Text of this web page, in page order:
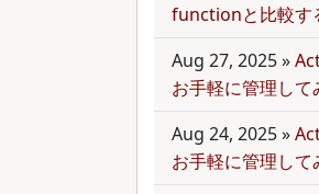
functionと比較す
Aug 27, 2025»
お手軽に管理して
Aug 24, 2025»
お手軽に管理して